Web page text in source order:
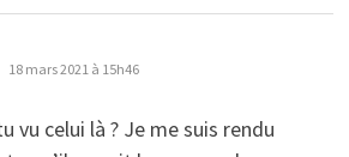
dit :
18 mars 2021 à 15h46
vu celui là ? Je me suis rendu